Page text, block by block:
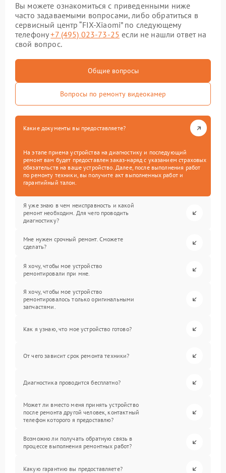
Вы можете ознакомиться с приведенными ниже
часто задаваемыми вопросами, либо обратиться в
сервисный центр “FIX-Xiaomi” по следующему
телефону+7 (495) 023-73-25 если не нашли ответ на
свой вопрос.
Общие вопросы
Вопросы по ремонту видеокамер
Какие документы вы предоставляете?
На этапе приема устройства на диагностику и последующий
ремонт вам будет предоставлен заказ-наряд с указанием страховых
обязательств на ваше устройство. Далее, после выполнения работ
по ремонту техники, вы получите акт выполненных работ и
гарантийный талон.
Я уже знаю в чем неисправность и какой
ремонт необходим. Для чего проводить
диагностику?
Мне нужен срочный ремонт. Сможете
сделать?
Я хочу, чтобы мое устройство
ремонтировали при мне.
Я хочу, чтобы мое устройство
ремонтировалось только оригинальными
запчастями.
Как я узнаю, что мое устройство готово?
От чего зависит срок ремонта техники?
Диагностика проводится бесплатно?
Может ли вместо меня принять устройство
после ремонта другой человек, контактный
телефон которого я предоставлю?
Возможно ли получать обратную связь в
процессе выполнения ремонтных работ?
Какую гарантию вы предоставляете?